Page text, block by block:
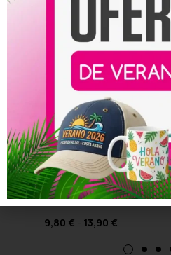
Camiseta Yo Soy Tu
Madre – Especial Día de la
Madre
9,80 € 13,90 €